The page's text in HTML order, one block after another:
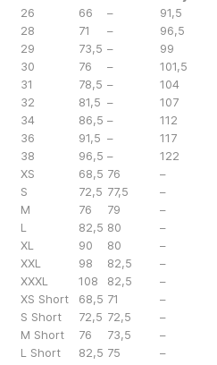
26
66 –
91,5
28
71 –
96,5
29
73,5 –
99
30
76 –
101,5
31
78,5 –
104
32
81,5 –
107
34
86,5 –
112
36
91,5 –
117
38
96,5 –
122
XS
68,5 76
–
S
72,5 77,5
–
M
76 79
–
L
82,5 80
–
XL
90 80
–
XXL
98 82,5
–
XXXL
108 82,5
–
XS Short
68,5 71
–
S Short
72,5 72,5
–
M Short
76 73,5
–
L Short
82,5 75
–